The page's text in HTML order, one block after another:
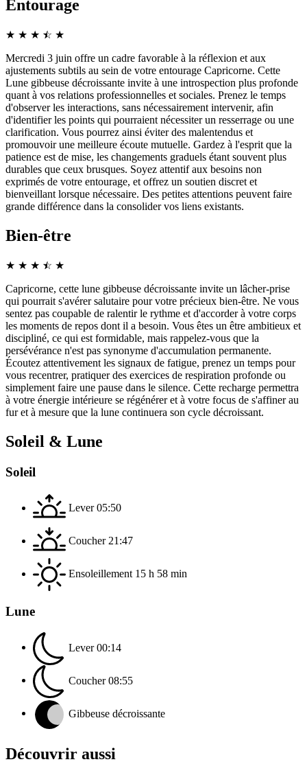
Entourage
★ ★ ★ ☆
★ ★
Mercredi 3 juin offre un cadre favorable à la réflexion et aux
ajustements subtils au sein de votre entourage Capricorne. Cette
Lune gibbeuse décroissante invite à une introspection plus profonde
quant à vos relations professionnelles et sociales. Prenez le temps
d'observer les interactions, sans nécessairement intervenir, afin
d'identifier les points qui pourraient nécessiter un resserrage ou une
clarification. Vous pourrez ainsi éviter des malentendus et
promouvoir une meilleure écoute mutuelle. Gardez à l'esprit que la
patience est de mise, les changements graduels étant souvent plus
durables que ceux brusques. Soyez attentif aux besoins non
exprimés de votre entourage, et offrez un soutien discret et
bienveillant lorsque nécessaire. Des petites attentions peuvent faire
grande différence dans la consolider vos liens existants.
Bien-être
★ ★ ★ ☆
★ ★
Capricorne, cette lune gibbeuse décroissante invite un lâcher-prise
qui pourrait s'avérer salutaire pour votre précieux bien-être. Ne vous
sentez pas coupable de ralentir le rythme et d'accorder à votre corps
les moments de repos dont il a besoin. Vous êtes un être ambitieux et
discipliné, ce qui est formidable, mais rappelez-vous que la
persévérance n'est pas synonyme d'accumulation permanente.
Écoutez attentivement les signaux de fatigue, prenez un temps pour
vous recentrer, pratiquer des exercices de respiration profonde ou
simplement faire une pause dans le silence. Cette recharge permettra
à votre énergie intérieure se régénérer et à votre focus de s'affiner au
fur et à mesure que la lune continuera son cycle décroissant.
Soleil & Lune
Soleil
Lever 05:50
Coucher 21:47
Ensoleillement 15 h 58 min
Lune
Lever 00:14
Coucher 08:55
Gibbeuse décroissante
Découvrir aussi